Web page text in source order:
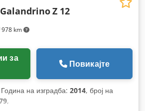
978 km
Z 12
Повикајте
на изградба: 2014, број на
,